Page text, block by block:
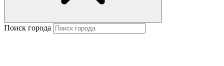
Поиск города